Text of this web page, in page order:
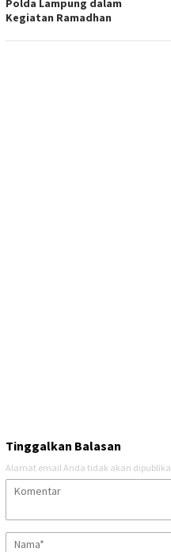
Polda Lampung dalam
Kegiatan Ramadhan
Tinggalkan Balasan
Alamat email Anda tidak akan